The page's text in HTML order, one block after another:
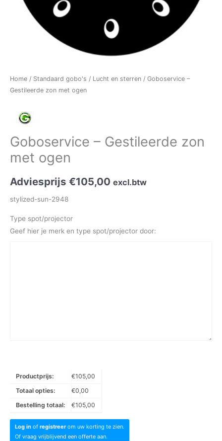
Home / Standaard gobo's / Lucht en sterren / Goboservice –
Gestileerde zon met ogen
Goboservice – Gestileerde zon
met ogen
Adviesprijs €105,00 excl.btw
stylized-sun-2948
Type spot/projector
Geef hier je merk en type spot/projector door:
Productprijs: €105,00
Totaal opties:
€0,00
Bestelling totaal:
€105,00
Log in of registreerom uw korting te zien.
Of vraag vrijblijvend een offerte aan.